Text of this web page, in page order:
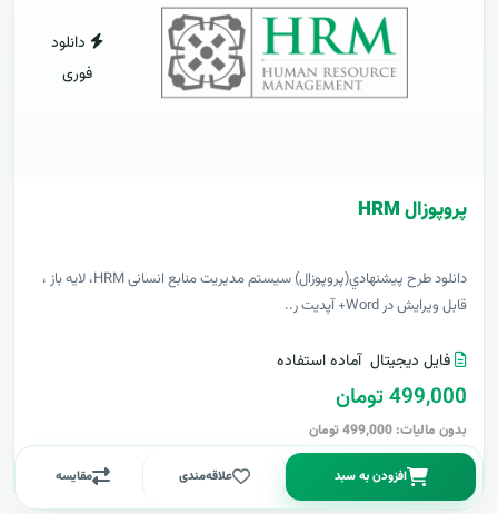
دانلود
فوری
پروپوزال HRM
دانلود طرح پيشنهادي(پروپوزال) سیستم مدیریت منابع انسانی HRM، لایه باز ،
قابل ویرایش در Word+ آپدیت ر..
فایل دیجیتال آماده استفاده
499,000 تومان
بدون مالیات: 499,000 تومان
افزودن به سبد علاقه‌مندی مقایسه